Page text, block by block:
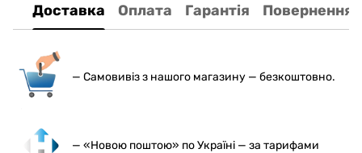
Доставка Оплата Гарантія Повернення
— Самовивіз з нашого магазину — безкоштовно.
— «Новою поштою» по Україні — за тарифами